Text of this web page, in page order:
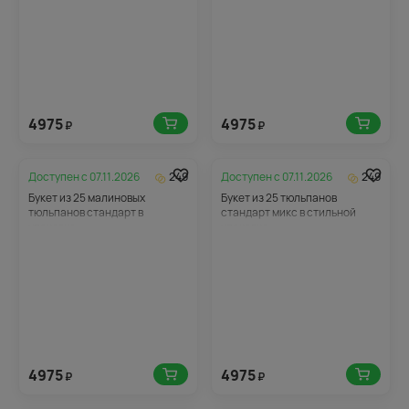
4975₽ 4975₽
Доступен с 07.11.2026
249
Букет из 25 малиновых
тюльпанов стандарт в
4975₽
Доступен с 07.11.2026
249
Букет из 25 тюльпанов
стандарт микс в стильной
4975₽